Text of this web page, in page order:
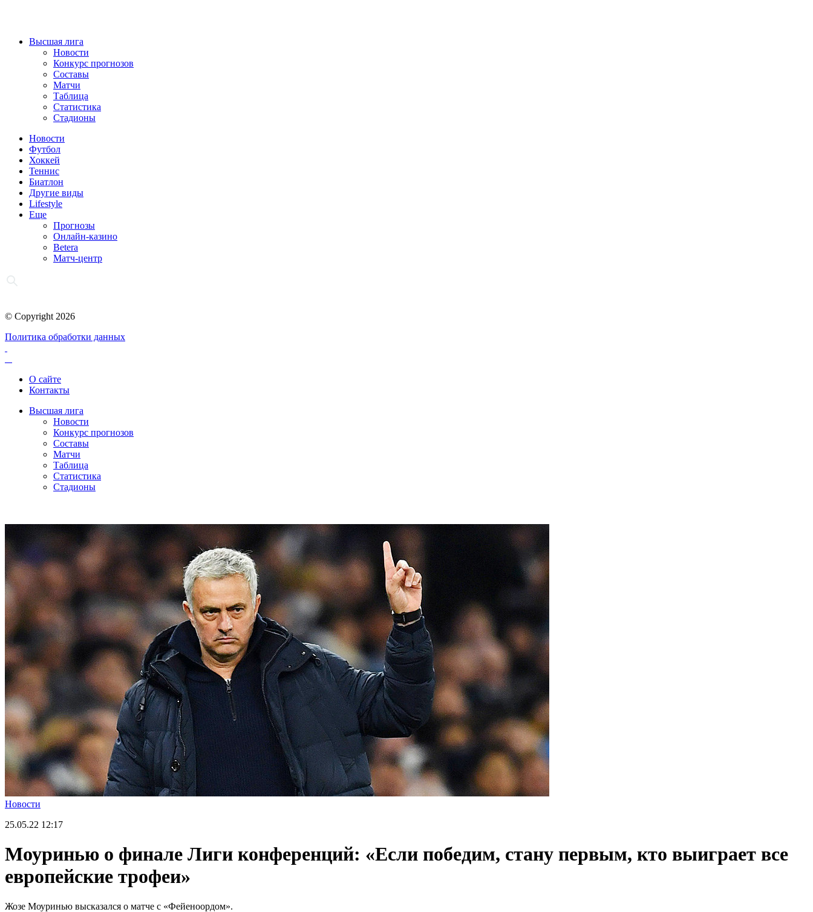
Высшая лига
Новости
Конкурс прогнозов
Составы
Матчи
Таблица
Статистика
Стадионы
Новости
Футбол
Хоккей
Теннис
Биатлон
Другие виды
Lifestyle
Еще
Прогнозы
Онлайн-казино
Betera
Матч-центр
© Copyright 2026
Политика обработки данных
О сайте
Контакты
Высшая лига
Новости
Конкурс прогнозов
Составы
Матчи
Таблица
Статистика
Стадионы
Новости
25.05.22 12:17
Моуринью о финале Лиги конференций: «Если победим, стану первым, кто выиграет все
европейские трофеи»
Жозе Моуринью высказался о матче с «Фейеноордом».